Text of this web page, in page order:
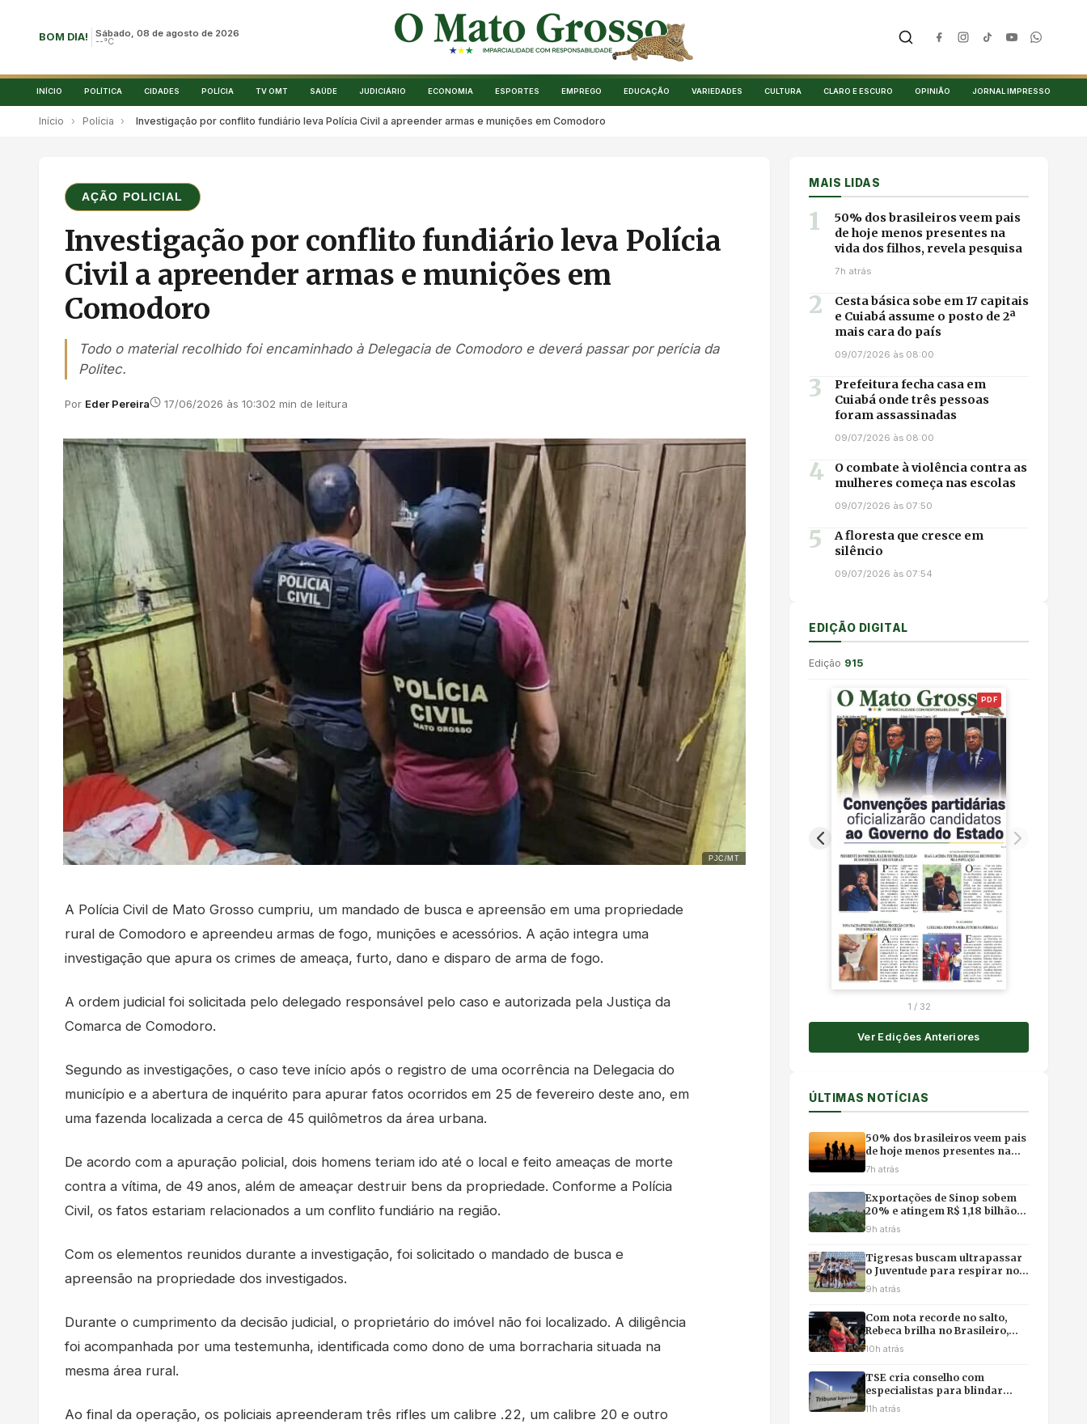
BOM DIA! Sábado, 08 de agosto de 2026
--°C
INÍCIO POLÍTICA CIDADES POLÍCIA TV OMT SAÚDE JUDICIÁRIO ECONOMIA ESPORTES EMPREGO EDUCAÇÃO VARIEDADES CULTURA CLARO E ESCURO OPINIÃO JORNAL IMPRESSO
Início › Polícia › Investigação por conflito fundiário leva Polícia Civil a apreender armas e munições em Comodoro
AÇÃO POLICIAL
Investigação por conflito fundiário leva Polícia
Civil a apreender armas e munições em
Comodoro
Todo o material recolhido foi encaminhado à Delegacia de Comodoro e deverá passar por perícia da
Politec.
Por Eder Pereira 17/06/2026 às 10:302 min de leitura
PJC/MT
A Polícia Civil de Mato Grosso cumpriu, um mandado de busca e apreensão em uma propriedade
rural de Comodoro e apreendeu armas de fogo, munições e acessórios. A ação integra uma
investigação que apura os crimes de ameaça, furto, dano e disparo de arma de fogo.
A ordem judicial foi solicitada pelo delegado responsável pelo caso e autorizada pela Justiça da
Comarca de Comodoro.
Segundo as investigações, o caso teve início após o registro de uma ocorrência na Delegacia do
município e a abertura de inquérito para apurar fatos ocorridos em 25 de fevereiro deste ano, em
uma fazenda localizada a cerca de 45 quilômetros da área urbana.
De acordo com a apuração policial, dois homens teriam ido até o local e feito ameaças de morte
contra a vítima, de 49 anos, além de ameaçar destruir bens da propriedade. Conforme a Polícia
Civil, os fatos estariam relacionados a um conflito fundiário na região.
Com os elementos reunidos durante a investigação, foi solicitado o mandado de busca e
apreensão na propriedade dos investigados.
Durante o cumprimento da decisão judicial, o proprietário do imóvel não foi localizado. A diligência
foi acompanhada por uma testemunha, identificada como dono de uma borracharia situada na
mesma área rural.
Ao final da operação, os policiais apreenderam três rifles um calibre .22, um calibre 20 e outro
MAIS LIDAS
1
50% dos brasileiros veem pais
de hoje menos presentes na
vida dos filhos, revela pesquisa
7h atrás
2
Cesta básica sobe em 17 capitais
e Cuiabá assume o posto de 2ª
mais cara do país
09/07/2026 às 08:00
3
Prefeitura fecha casa em
Cuiabá onde três pessoas
foram assassinadas
09/07/2026 às 08:00
4
O combate à violência contra as
mulheres começa nas escolas
09/07/2026 às 07:50
5
A floresta que cresce em
silêncio
09/07/2026 às 07:54
EDIÇÃO DIGITAL
Edição 915
PDF
1 / 32
Ver Edições Anteriores
ÚLTIMAS NOTÍCIAS
50% dos brasileiros veem pais
de hoje menos presentes na
vida dos filhos, revela pesquisa
7h atrás
Exportações de Sinop sobem
20% e atingem R$ 1,18 bilhão
com impulso da soja e do milho
9h atrás
Tigresas buscam ultrapassar
o Juventude para respirar no
campeonato
9h atrás
Com nota recorde no salto,
Rebeca brilha no Brasileiro,
mas poupa físico e abre mão
10h atrás
TSE cria conselho com
especialistas para blindar
eleições contra desinformação
11h atrás